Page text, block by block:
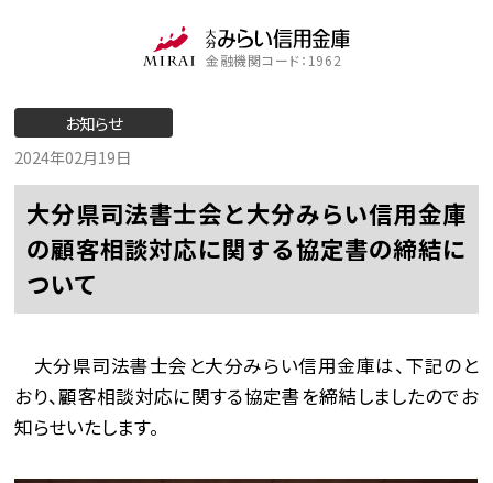
金融機関コード：1962
お知らせ
2024年02月19日
大分県司法書士会と大分みらい信用金庫
の顧客相談対応に関する協定書の締結に
ついて
大分県司法書士会と大分みらい信用金庫は、下記のと
おり、顧客相談対応に関する協定書を締結しましたのでお
知らせいたします。